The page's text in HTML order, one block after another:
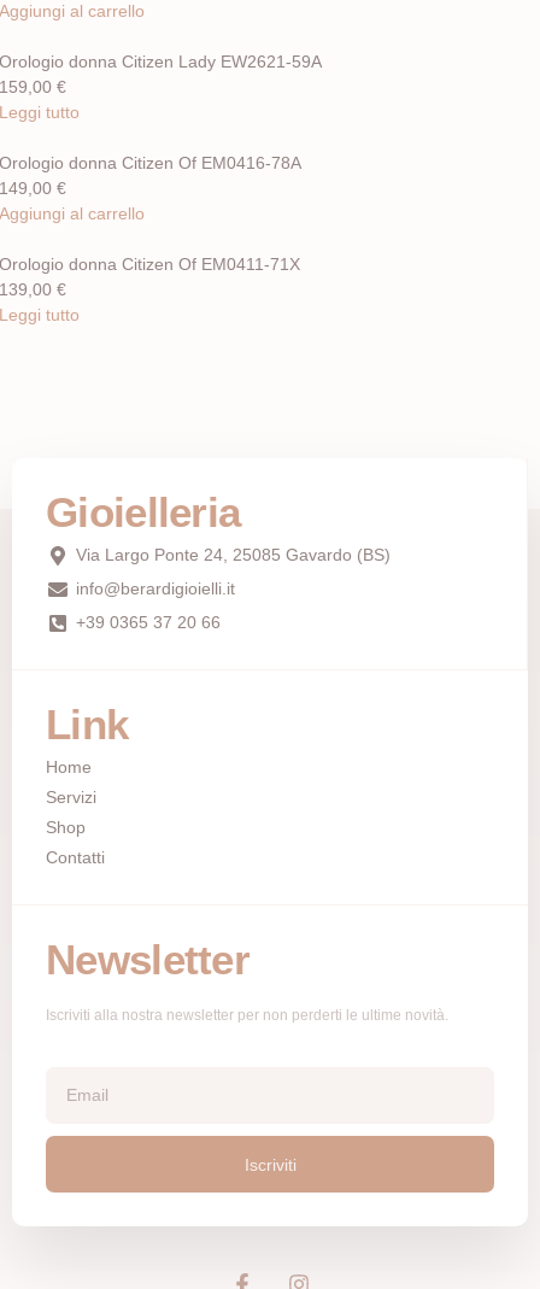
Aggiungi al carrello
Orologio donna Citizen Lady EW2621-59A
159,00 €
Leggi tutto
Orologio donna Citizen Of EM0416-78A
149,00 €
Aggiungi al carrello
Orologio donna Citizen Of EM0411-71X
139,00 €
Leggi tutto
Gioielleria
Via Largo Ponte 24, 25085 Gavardo (BS)
info@berardigioielli.it
+39 0365 37 20 66
Link
Home
Servizi
Shop
Contatti
Newsletter
Iscriviti alla nostra newsletter per non perderti le ultime novità.
Iscriviti